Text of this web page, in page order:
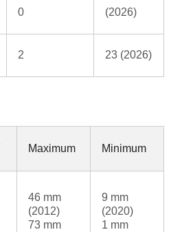
0 (2026)
2 23 (2026)
Maximum Minimum
46 mm
(2012)
73 mm
9 mm
(2020)
1 mm